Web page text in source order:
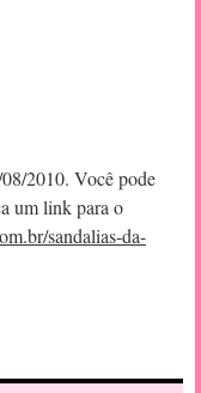
2010. Você pode
um link para o
sandalias-da-